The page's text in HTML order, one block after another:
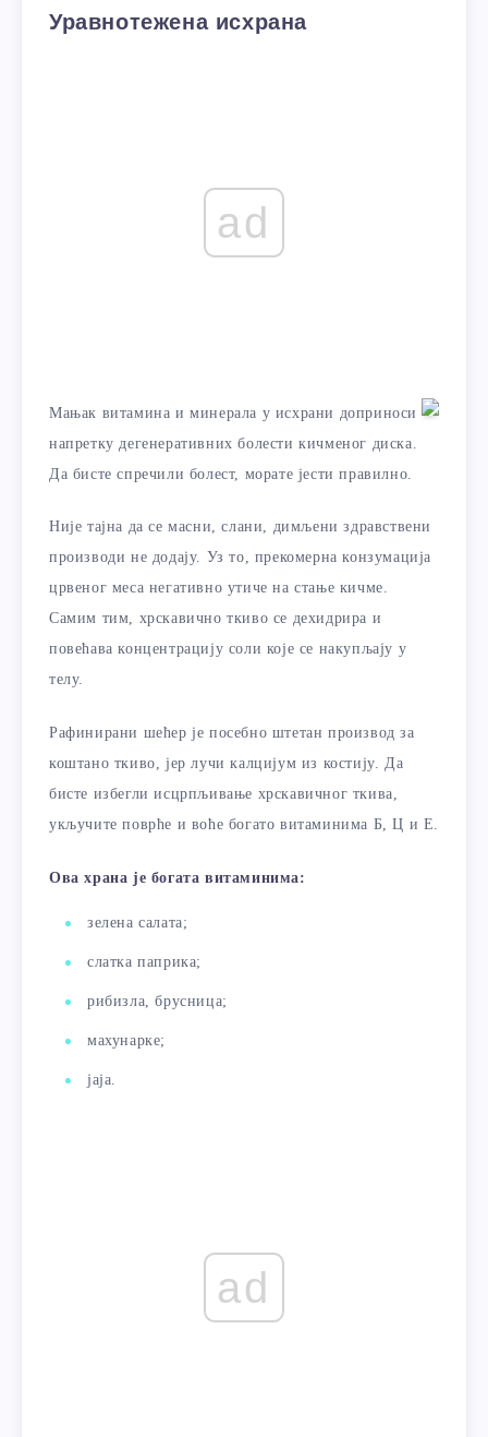
Уравнотежена исхрана
ad
Мањак витамина и минерала у исхрани доприноси
напретку дегенеративних болести кичменог диска.
Да бисте спречили болест, морате јести правилно.
Није тајна да се масни, слани, димљени здравствени
производи не додају. Уз то, прекомерна конзумација
црвеног меса негативно утиче на стање кичме.
Самим тим, хрскавично ткиво се дехидрира и
повећава концентрацију соли које се накупљају у
телу.
Рафинирани шећер је посебно штетан производ за
коштано ткиво, јер лучи калцијум из костију. Да
бисте избегли исцрпљивање хрскавичног ткива,
укључите поврће и воће богато витаминима Б, Ц и Е.
Ова храна је богата витаминима:
зелена салата;
слатка паприка;
рибизла, брусница;
махунарке;
јаја.
ad